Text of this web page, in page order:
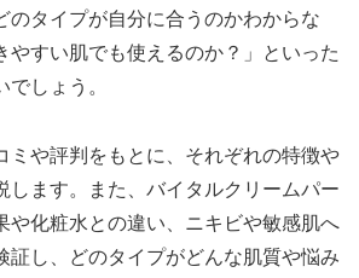
のタイプが自分に合うのかわからな
やすい肌でも使えるのか？」といった
しょう。
ミや評判をもとに、それぞれの特徴や
します。また、バイタルクリームパー
や化粧水との違い、ニキビや敏感肌へ
証し、どのタイプがどんな肌質や悩み